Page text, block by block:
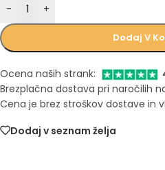
- +
Dodaj V
Ocena naših strank:
Brezplačna dostava pri naročilih
Cena je brez stroškov dostave in
Dodaj v seznam želja